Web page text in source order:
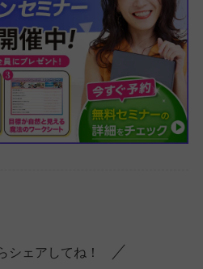
シェアしてね！